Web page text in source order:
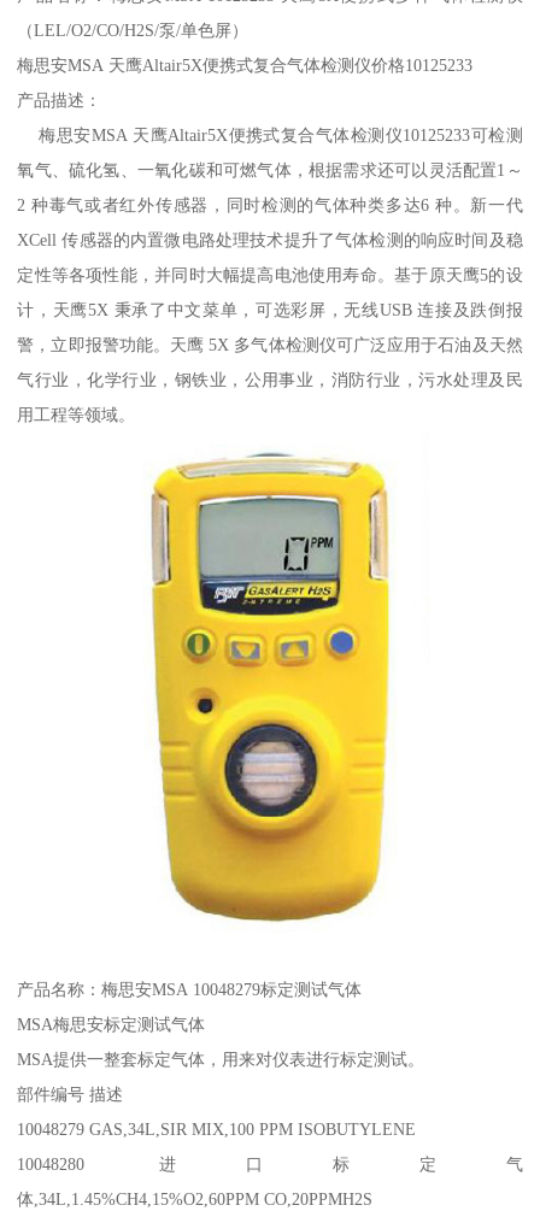
（LEL/O2/CO/H2S/泵/单色屏）
梅思安MSA 天鹰Altair5X便携式复合气体检测仪价格10125233
产品描述：
梅思安MSA 天鹰Altair5X便携式复合气体检测仪10125233可检测
氧气、硫化氢、一氧化碳和可燃气体，根据需求还可以灵活配置1～
2 种毒气或者红外传感器，同时检测的气体种类多达6 种。新一代
XCell 传感器的内置微电路处理技术提升了气体检测的响应时间及稳
定性等各项性能，并同时大幅提高电池使用寿命。基于原天鹰5的设
计，天鹰5X 秉承了中文菜单，可选彩屏，无线USB 连接及跌倒报
警，立即报警功能。天鹰 5X 多气体检测仪可广泛应用于石油及天然
气行业，化学行业，钢铁业，公用事业，消防行业，污水处理及民
用工程等领域。
产品名称：梅思安MSA 10048279标定测试气体
MSA梅思安标定测试气体
MSA提供一整套标定气体，用来对仪表进行标定测试。
部件编号 描述
10048279 GAS,34L,SIR MIX,100 PPM ISOBUTYLENE
10048280 进口标定气
体,34L,1.45%CH4,15%O2,60PPM CO,20PPMH2S